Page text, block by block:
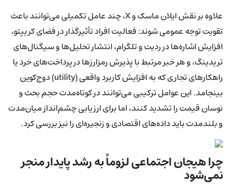
علاوه بر نقش ایلان ماسک و X، چند عامل تکمیلی می‌توانند باعث
تقویت توجه عمومی شوند: فعالیت افراد تأثیرگذار در فضای کریپتو،
افزایش اشاره‌ها در ردیت و تلگرام، انتشار تحلیل‌ها و سیگنال‌های
تریدینگ، و هر خبر مرتبط با پذیرش رمزارزها در پرداخت‌های خرد یا
راهکارهای تجاری که به افزایش کاربرد واقعی (utility) دوج‌کوین
بینجامد. این عوامل ترکیبی می‌توانند در کوتاه‌مدت حجم بحث و
نوسان قیمت را تشدید کنند، اما برای ارزیابی چشم‌انداز میان‌مدت
و بلندمدت باید داده‌های اقتصادی و زنجیره‌ای را نیز بررسی کرد.
چرا هیجان اجتماعی لزوماً به رشد پایدار منجر
نمی‌شود